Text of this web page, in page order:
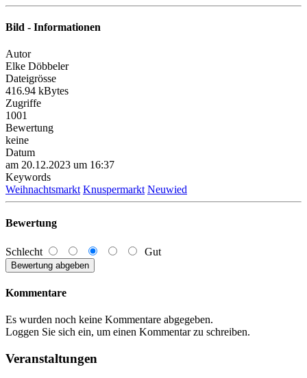
Bild - Informationen
Autor
Elke Döbbeler
Dateigrösse
416.94 kBytes
Zugriffe
1001
Bewertung
keine
Datum
am 20.12.2023 um 16:37
Keywords
Weihnachtsmarkt Knuspermarkt Neuwied
Bewertung
Schlecht Gut
Kommentare
Es wurden noch keine Kommentare abgegeben.
Loggen Sie sich ein, um einen Kommentar zu schreiben.
Veranstaltungen